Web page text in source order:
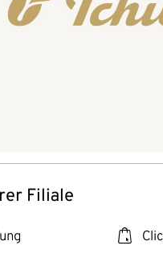
Filiale
click_collect